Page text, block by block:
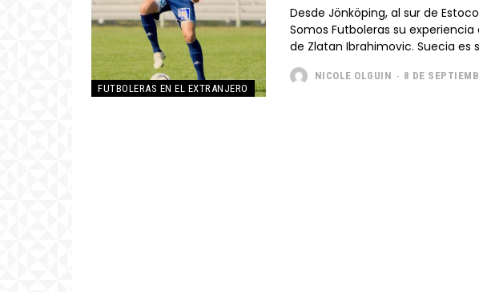
FUTBOLERAS EN EL EXTRANJERO
Desde Jönköping, al sur de
Somos Futboleras su
de Zlatan Ibrahimovic.
NICOLE OLGUIN - 8 DE